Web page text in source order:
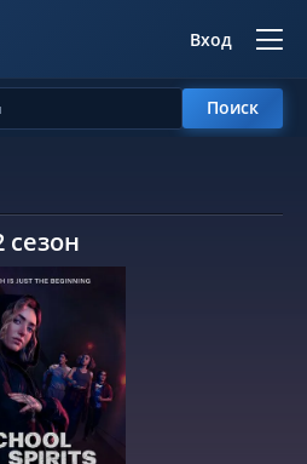
Вход
Поиск
ОНЛАЙН